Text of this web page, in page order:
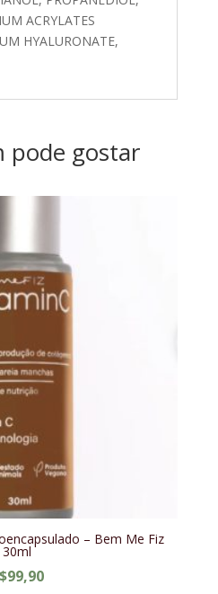
ACRYLATES
HYALURONATE,
pode gostar
– Bem Me Fiz
30ml
99,90